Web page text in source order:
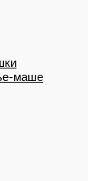
маше